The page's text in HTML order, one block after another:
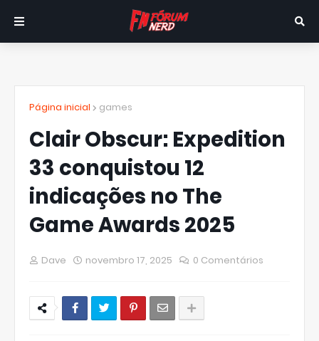
Página inicial games
Clair Obscur: Expedition
33 conquistou 12
indicações no The
Game Awards 2025
Dave novembro 17, 2025 0 Comentários